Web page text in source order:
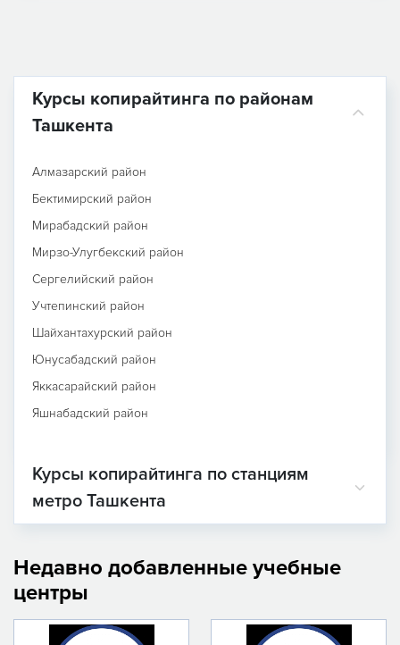
Курсы копирайтинга по районам
Ташкента
Алмазарский район
Бектимирский район
Мирабадский район
Мирзо-Улугбекский район
Сергелийский район
Учтепинский район
Шайхантахурский район
Юнусабадский район
Яккасарайский район
Яшнабадский район
Курсы копирайтинга по станциям
метро Ташкента
Недавно добавленные учебные
центры